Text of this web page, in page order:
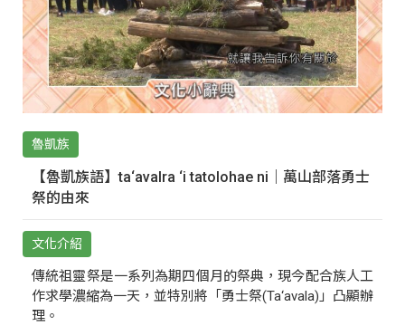
魯凱族
【魯凱族語】ta‘avalra ‘i tatolohae ni｜萬山部落勇士
祭的由來
文化介紹
傳統祖靈祭是一系列為期四個月的祭典，現今配合族人工
作求學濃縮為一天，並特別將「勇士祭(Ta‘avala)」凸顯辦
理。